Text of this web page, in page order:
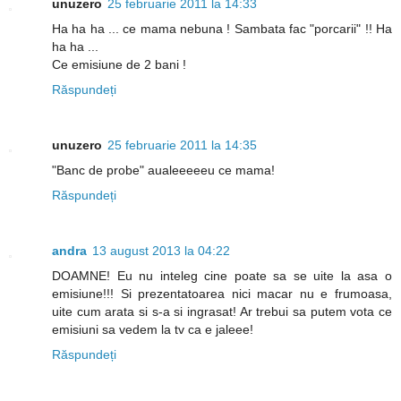
unuzero 25 februarie 2011 la 14:33
Ha ha ha ... ce mama nebuna ! Sambata fac "porcarii" !! Ha
ha ha ...
Ce emisiune de 2 bani !
Răspundeți
unuzero 25 februarie 2011 la 14:35
"Banc de probe" aualeeeeeu ce mama!
Răspundeți
andra 13 august 2013 la 04:22
DOAMNE! Eu nu inteleg cine poate sa se uite la asa o
emisiune!!! Si prezentatoarea nici macar nu e frumoasa,
uite cum arata si s-a si ingrasat! Ar trebui sa putem vota ce
emisiuni sa vedem la tv ca e jaleee!
Răspundeți